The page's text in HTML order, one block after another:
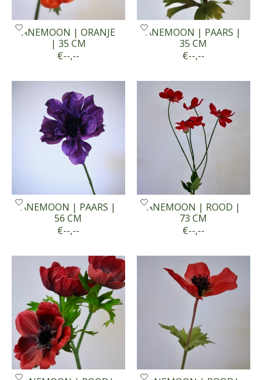
ANEMOON | ORANJE
| 35 CM
€--,--
ANEMOON | PAARS |
35 CM
€--,--
ANEMOON | PAARS |
56 CM
€--,--
ANEMOON | ROOD |
73 CM
€--,--